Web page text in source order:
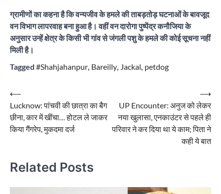
ग्रामीणों का कहना है कि वन्यजीव के हमले की ताबड़तोड़ घटनाओं के बावजूद
वन विभाग लापरवाह बना हुआ है। वहीं वन दारोगा पुष्पेंद्र कनौजिया के
अनुसार उन्हें क्षेत्र के किसी भी गांव से जंगली पशु के हमले की कोई सूचना नहीं
मिली है।
Tagged #Shahjahanpur, Bareilly, Jackal, petdog
Post
navigation
⟵
Lucknow: पांचवी की छात्रा का बैग
छीना, कार में खींचा… होटल ले जाकर
किया गैंगरेप, मुकदमा दर्ज
UP Encounter: अनुज को लेकर
नया खुलासा, एनकाउंटर से पहले ही
परिवार ने कर दिया था ये काम; पिता ने
कही ये बात
⟶
Related Posts